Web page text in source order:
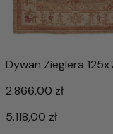
Dywan Zieglera
2.866,00 zł
5.118,00 zł